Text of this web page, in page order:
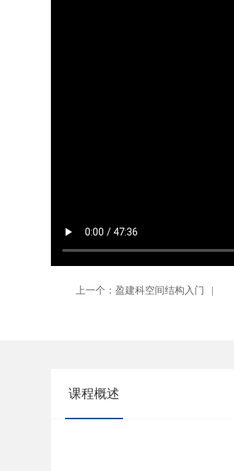
上一个：盈建科空间结构入门 |
课程概述